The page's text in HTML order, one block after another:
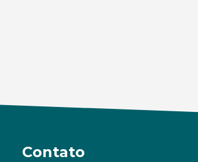
Contato